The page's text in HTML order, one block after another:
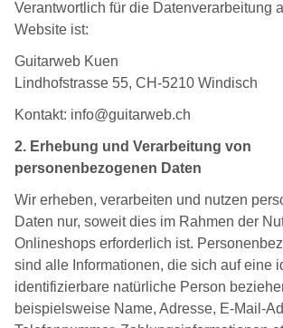
Verantwortlich für die Datenverarbeitung
Website ist:
Guitarweb Kuen
Lindhofstrasse 55, CH-5210 Windisch
Kontakt: info@guitarweb.ch
2. Erhebung und Verarbeitung von
personenbezogenen Daten
Wir erheben, verarbeiten und nutzen
Daten nur, soweit dies im Rahmen der
Onlineshops erforderlich ist.
sind alle Informationen, die sich auf eine
identifizierbare natürliche Person
beispielsweise Name, Adresse, E-Mail-